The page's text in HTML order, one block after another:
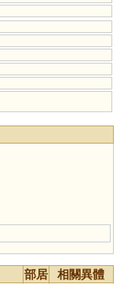
部居
相關異體